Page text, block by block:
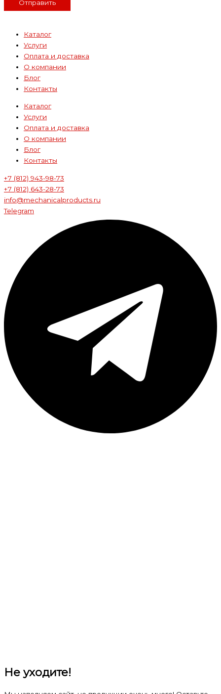
Отправить
Каталог
Услуги
Оплата и доставка
О компании
Блог
Контакты
Каталог
Услуги
Оплата и доставка
О компании
Блог
Контакты
+7 (812) 943-98-73
+7 (812) 643-28-73
info@mechanicalproducts.ru
Telegram
Не уходите!